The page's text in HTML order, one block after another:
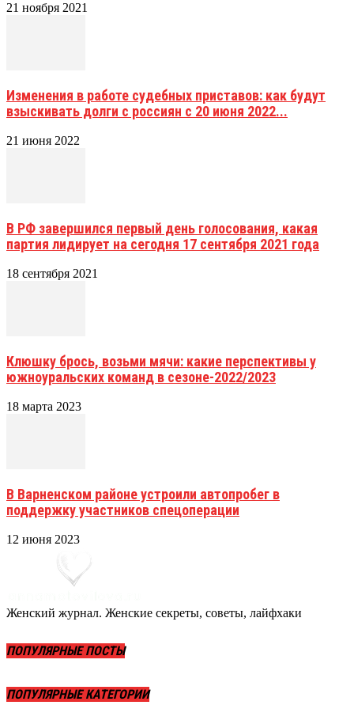
21 ноября 2021
Изменения в работе судебных приставов: как будут
взыскивать долги с россиян с 20 июня 2022...
21 июня 2022
В РФ завершился первый день голосования, какая
партия лидирует на сегодня 17 сентября 2021 года
18 сентября 2021
Клюшку брось, возьми мячи: какие перспективы у
южноуральских команд в сезоне-2022/2023
18 марта 2023
В Варненском районе устроили автопробег в
поддержку участников спецоперации
12 июня 2023
Женский журнал. Женские секреты, советы, лайфхаки
ПОПУЛЯРНЫЕ ПОСТЫ
ПОПУЛЯРНЫЕ КАТЕГОРИИ